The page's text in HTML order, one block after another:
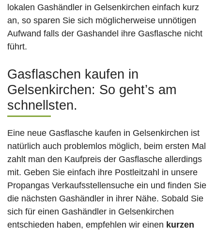
lokalen Gashändler in Gelsenkirchen einfach kurz
an, so sparen Sie sich möglicherweise unnötigen
Aufwand falls der Gashandel ihre Gasflasche nicht
führt.
Gasflaschen kaufen in
Gelsenkirchen: So geht’s am
schnellsten.
Eine neue Gasflasche kaufen in Gelsenkirchen ist
natürlich auch problemlos möglich, beim ersten Mal
zahlt man den Kaufpreis der Gasflasche allerdings
mit. Geben Sie einfach ihre Postleitzahl in unsere
Propangas Verkaufsstellensuche ein und finden Sie
die nächsten Gashändler in ihrer Nähe. Sobald Sie
sich für einen Gashändler in Gelsenkirchen
entschieden haben, empfehlen wir einen kurzen